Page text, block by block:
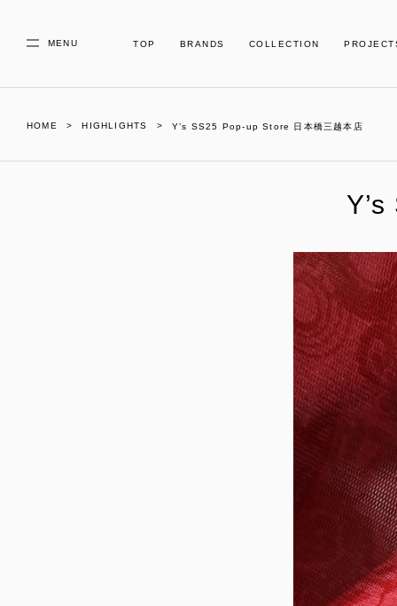
MENU TOP BRANDS COLLECTION
HOME HIGHLIGHTS Y’s SS25 Pop-up Store 日本橋三越本店